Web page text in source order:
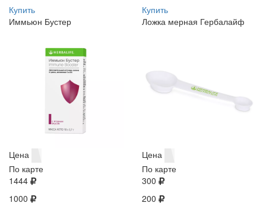
Купить
Купить
Иммьюн Бустер
Цена
По карте
1444
1000
Ложка мерная Гербалайф
Цена
По карте
300
200